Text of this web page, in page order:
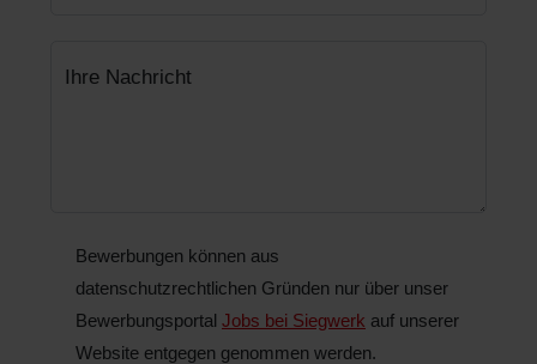
Ihre Nachricht
Bewerbungen können aus
datenschutzrechtlichen Gründen nur über unser
Bewerbungsportal Jobs bei Siegwerk auf unserer
Website entgegen genommen werden.